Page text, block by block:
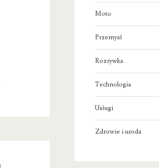
Moto
Przemysł
Rozrywka
Technologia
Usługi
Zdrowie i uroda